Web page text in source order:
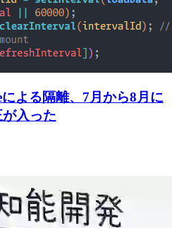
よる隔離、7月から8月に
入った